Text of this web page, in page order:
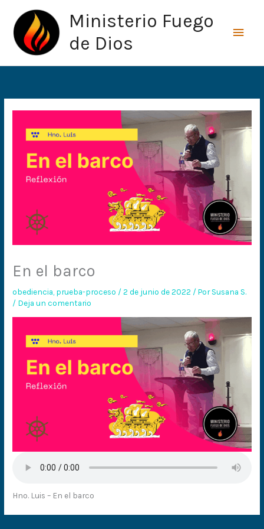
contenido
Ministerio Fuego
de Dios
En el barco
obediencia prueba-proceso /2 de junio de 2022 / PorSusana S.
/ Deja un comentario
Hno. Luis – En el barco